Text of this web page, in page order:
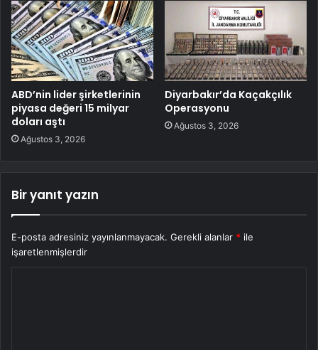
ABD’nin lider şirketlerinin
piyasa değeri 15 milyar
doları aştı
Ağustos 3, 2026
Diyarbakır’da Kaçakçılık
Operasyonu
Ağustos 3, 2026
Bir yanıt yazın
E-posta adresiniz yayınlanmayacak. Gerekli alanlar * ile
işaretlenmişlerdir